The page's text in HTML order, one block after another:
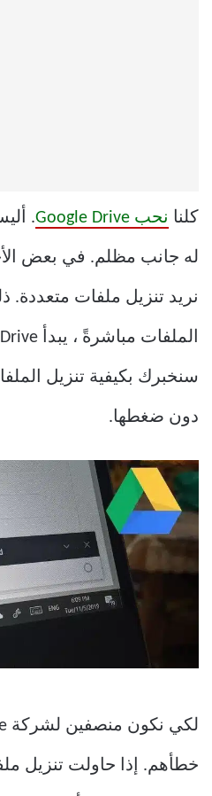
كلنا نحب Google Drive .
له جانب مظلم. في بعض
نريد تنزيل ملفات متعددة.
دون ضغطها.
خطأهم. إذا حاولت تنزيل